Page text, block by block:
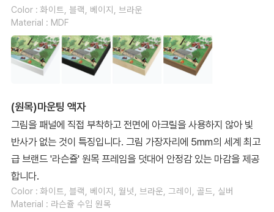
Color : 화이트, 블랙, 베이지, 브라운
Material : MDF
(원목)마운팅 액자
그림을 패널에 직접 부착하고 전면에 아크릴을 사용하지 않아 빛
반사가 없는 것이 특징입니다. 그림 가장자리에 5mm의 세계 최고
급 브랜드 '라슨쥴' 원목 프레임을 덧대어 안정감 있는 마감을 제공
합니다.
Color : 화이트, 블랙, 베이지, 월넛, 브라운, 그레이, 골드, 실버
Material : 라슨쥴 수입 원목